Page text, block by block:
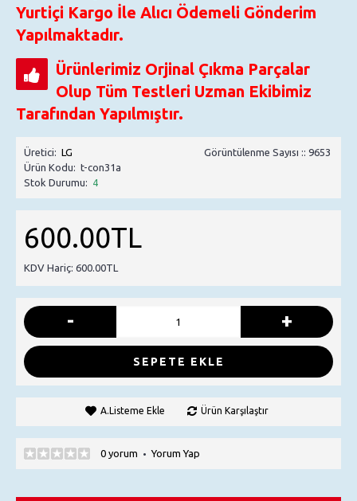
Yurtiçi Kargo İle Alıcı Ödemeli Gönderim
Yapılmaktadır.
Ürünlerimiz Orjinal Çıkma Parçalar
Olup Tüm Testleri Uzman Ekibimiz
Tarafından Yapılmıştır.
Görüntülenme Sayısı :: 9653
Üretici: LG
Ürün Kodu: t-con31a
Stok Durumu: 4
600.00TL
KDV Hariç: 600.00TL
- +
SEPETE EKLE
A.Listeme Ekle Ürün Karşılaştır
0 yorum •Yorum Yap